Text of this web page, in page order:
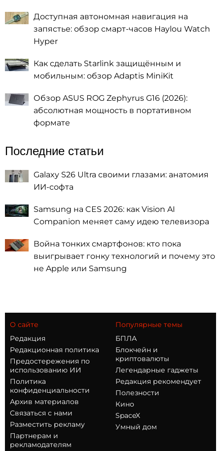
Доступная автономная навигация на
запястье: обзор смарт-часов Haylou Watch
Hyper
Как сделать Starlink защищённым и
мобильным: обзор Adaptis MiniKit
Обзор ASUS ROG Zephyrus G16 (2026):
абсолютная мощность в портативном
формате
Последние статьи
Galaxy S26 Ultra своими глазами: анатомия
ИИ-софта
Samsung на CES 2026: как Vision AI
Companion меняет саму идею телевизора
Война тонких смартфонов: кто пока
выигрывает гонку технологий и почему это
не Apple или Samsung
О сайте
Редакция
Редакционная политика
Предостережения по
использованию ИИ
Политика
конфиденциальности
Архив материалов
Связаться с нами
Разместить рекламу
Партнерам и
рекламодателям
Популярные темы
БПЛА
Блокчейн и
криптовалюты
Легендарные гаджеты
Редакция рекомендует
Полезности
Кино
SpaceX
Умный дом